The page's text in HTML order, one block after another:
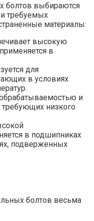
болтов выбираются
и требуемых
материалы:
высокую
в
для
в условиях
и
низкого
в подшипниках
подверженных
болтов весьма